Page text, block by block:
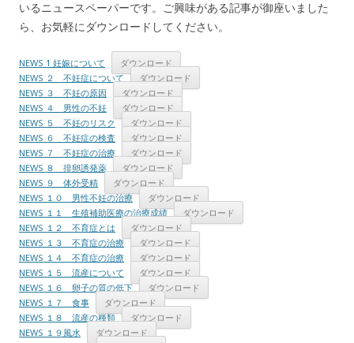
痛 天気痛(気象病) 顔面神経麻痺
三叉神経痛
いるニュースペーパーです。ご興味がある記事が御座いました
ら、お気軽にダウンロードしてください。
NEWS 1 妊娠について
ダウンロード
NEWS ２ 不妊症について
ダウンロード
NEWS ３ 不妊の原因
ダウンロード
NEWS ４ 男性の不妊
ダウンロード
NEWS ５ 不妊のリスク
ダウンロード
NEWS ６ 不妊症の検査
ダウンロード
NEWS ７ 不妊症の治療
ダウンロード
NEWS ８ 排卵誘発薬
ダウンロード
NEWS ９ 体外受精
ダウンロード
NEWS １０ 男性不妊の治療
ダウンロード
NEWS １１ 生殖補助医療の治療成績
ダウンロード
NEWS １２ 不育症とは
ダウンロード
NEWS １３ 不育症の治療
ダウンロード
NEWS １４ 不育症の治療
ダウンロード
NEWS １５ 流産について
ダウンロード
NEWS １６ 卵子の質の低下
ダウンロード
NEWS １７ 食事
ダウンロード
NEWS １８ 流産の種類
ダウンロード
NEWS １９風水
ダウンロード